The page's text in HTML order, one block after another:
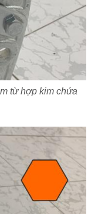
từ hợp kim chứa